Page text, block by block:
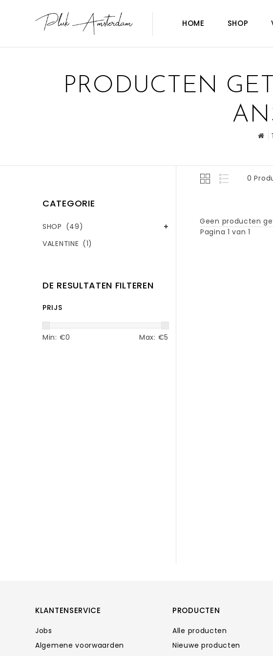
HOME SHOP
PRODUCTEN
CATEGORIE
SHOP (49)
VALENTINE (1)
DE RESULTATEN FILTEREN
PRIJS
Min: €0 Max: €5
0
Geen producten
Pagina 1 van 1
KLANTENSERVICE
Jobs
Algemene voorwaarden
PRODUCTEN
Alle producten
Nieuwe producten